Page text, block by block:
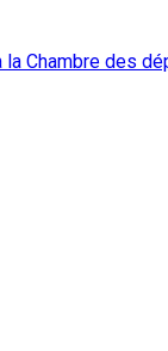
la Chambre des